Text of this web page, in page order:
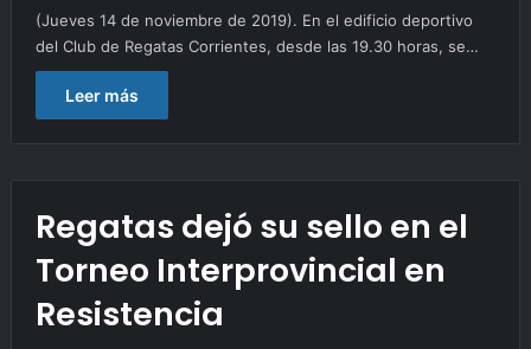
(Jueves 14 de noviembre de 2019). En el edificio deportivo
del Club de Regatas Corrientes, desde las 19.30 horas, se…
Leer más
Regatas dejó su sello en el
Torneo Interprovincial en
Resistencia